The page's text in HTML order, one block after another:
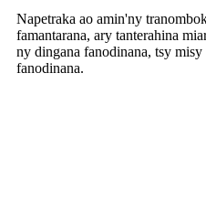
Napetraka ao amin'ny
famantarana, ary tanterahina
ny dingana fanodinana, tsy
fanodinana.